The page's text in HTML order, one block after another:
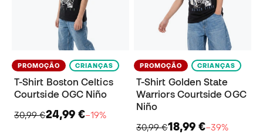
PROMOÇÃO CRIANÇAS
T-Shirt Boston Celtics
Courtside OGC Niño
30,99 €24,99 €−19%
PROMOÇÃO CRIANÇAS
T-Shirt Golden State
Warriors Courtside OGC
Niño
30,99 €18,99 €−39%